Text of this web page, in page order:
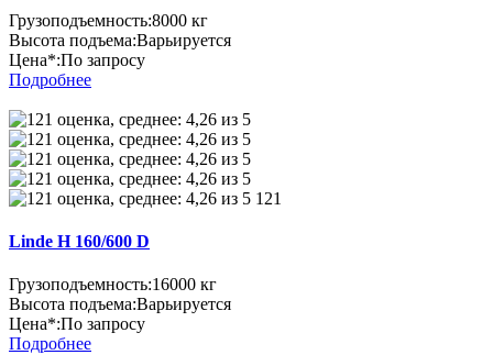
Грузоподъемность:8000 кг
Высота подъема:Варьируется
Цена*:По запросу
Подробнее
121
Linde H 160/600 D
Грузоподъемность:16000 кг
Высота подъема:Варьируется
Цена*:По запросу
Подробнее